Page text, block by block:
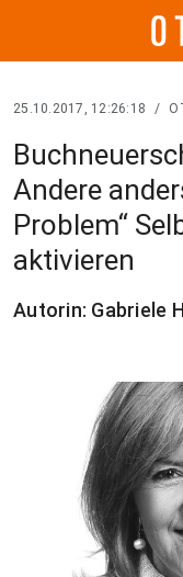
25.10.2017, 12:26:18 /
Andere
Problem“
aktivieren
Autorin: Gabriele